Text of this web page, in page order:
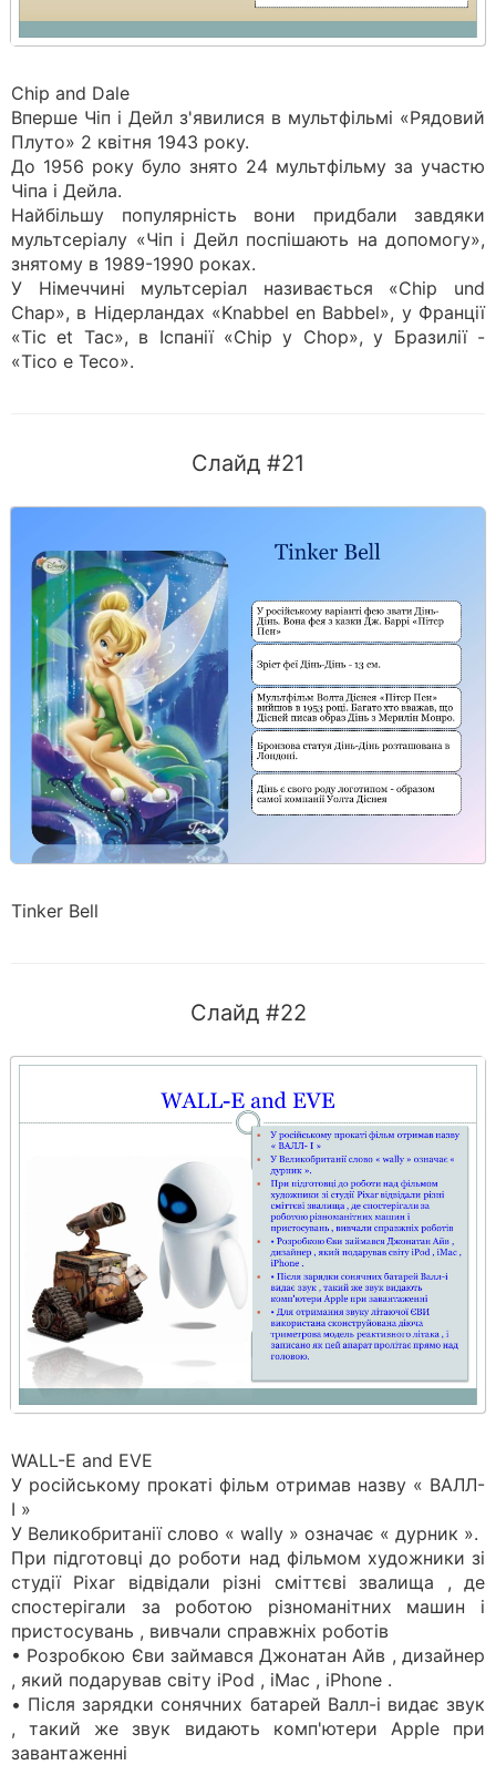
Chip and Dale
Вперше Чіп і Дейл з'явилися в мультфільмі «Рядовий
Плуто» 2 квітня 1943 року.
До 1956 року було знято 24 мультфільму за участю
Чіпа і Дейла.
Найбільшу популярність вони придбали завдяки
мультсеріалу «Чіп і Дейл поспішають на допомогу»,
знятому в 1989-1990 роках.
У Німеччині мультсеріал називається «Chip und
Chap», в Нідерландах «Knabbel en Babbel», у Франції
«Tic et Tac», в Іспанії «Chip y Chop», у Бразилії -
«Tico e Teco».
Слайд #21
Tinker Bell
Слайд #22
WALL-E and EVE
У російському прокаті фільм отримав назву « ВАЛЛ-
І »
У Великобританії слово « wally » означає « дурник ».
При підготовці до роботи над фільмом художники зі
студії Pixar відвідали різні сміттєві звалища , де
спостерігали за роботою різноманітних машин і
пристосувань , вивчали справжніх роботів
• Розробкою Єви займався Джонатан Айв , дизайнер
, який подарував світу iPod , iMac , iPhone .
• Після зарядки сонячних батарей Валл-і видає звук
, такий же звук видають комп'ютери Apple при
завантаженні